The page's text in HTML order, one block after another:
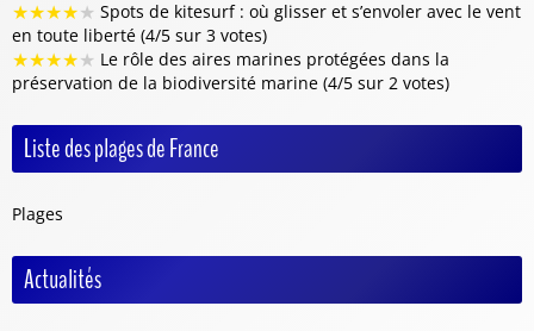
★★★★★ Spots de kitesurf : où glisser et s’envoler avec le vent
en toute liberté (4/5 sur 3 votes)
★★★★★ Le rôle des aires marines protégées dans la
préservation de la biodiversité marine (4/5 sur 2 votes)
Liste des plages de France
Plages
Actualités